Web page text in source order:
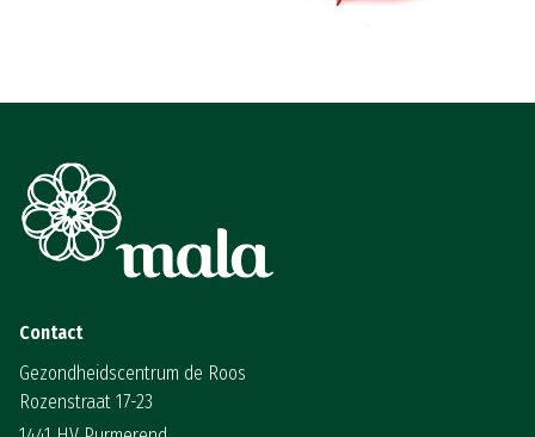
Contact
Gezondheidscentrum de Roos
Rozenstraat 17-23